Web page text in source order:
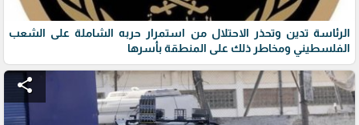
الرئاسة تدين وتحذر الاحتلال من استمرار حربه الشاملة على الشعب
الفلسطيني ومخاطر ذلك على المنطقة بأسرها
share